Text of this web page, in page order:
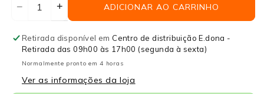
Diminuir
quantidade
de
Repelente
Intensa
−
Aumentar
a
quantidade
de
Repelente
Intensa
+ ADICIONAR AO CARRINHO
Retirada disponível em Centro de distribuição E.dona -
Retirada das 09h00 às 17h00 (segunda à sexta)
Normalmente pronto em 4 horas
Ver as informações da loja